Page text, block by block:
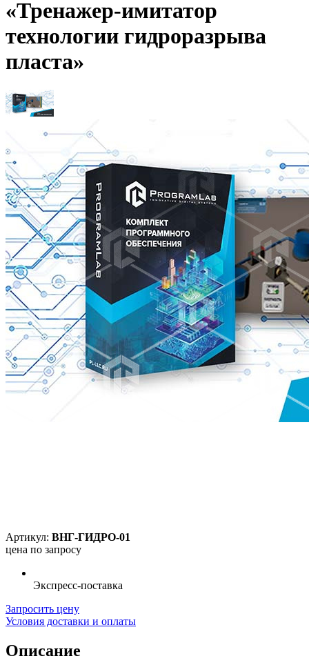
«Тренажер-имитатор
технологии гидроразрыва
пласта»
Артикул: ВНГ-ГИДРО-01
цена по запросу
Экспресс-поставка
Запросить цену
Условия доставки и оплаты
Описание